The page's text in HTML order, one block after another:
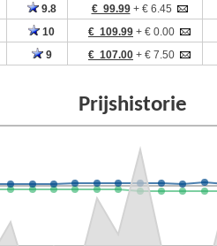
9.8 € 99.99+ € 6.45
10 € 109.99 + € 0.00
9 € 107.00 + € 7.50